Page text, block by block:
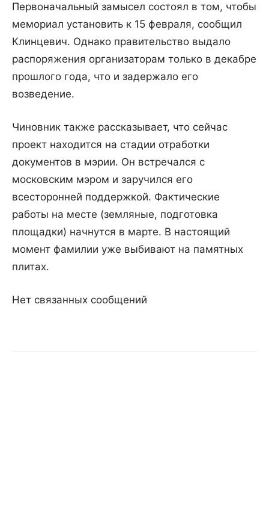
Первоначальный замысел состоял в том, чтобы
мемориал установить к 15 февраля, сообщил
Клинцевич. Однако правительство выдало
распоряжения организаторам только в декабре
прошлого года, что и задержало его
возведение.
Чиновник также рассказывает, что сейчас
проект находится на стадии отработки
документов в мэрии. Он встречался с
московским мэром и заручился его
всесторонней поддержкой. Фактические
работы на месте (земляные, подготовка
площадки) начнутся в марте. В настоящий
момент фамилии уже выбивают на памятных
плитах.
Нет связанных сообщений